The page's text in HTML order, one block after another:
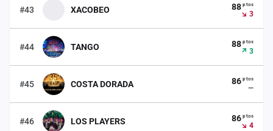
#43 XACOBEO ↘ 3
88 ptos
#44 TANGO ↗ 3
88 ptos
#45 COSTA DORADA —
86 ptos
#46 LOS PLAYERS ↘ 4
86 ptos